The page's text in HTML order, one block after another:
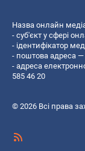
Назва онлайн
- суб'єкт у сфері
- ідентифікатор
- поштова адреса —
- адреса
585 46 20
© 2026 Всі права